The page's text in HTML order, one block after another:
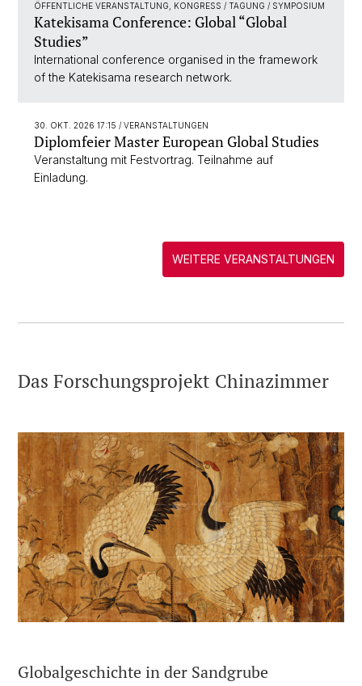
ÖFFENTLICHE VERANSTALTUNG, KONGRESS / TAGUNG / SYMPOSIUM
Katekisama Conference: Global “Global
Studies”
International conference organised in the framework
of the Katekisama research network.
30. OKT. 2026 17:15 / VERANSTALTUNGEN
Diplomfeier Master European Global Studies
Veranstaltung mit Festvortrag. Teilnahme auf
Einladung.
WEITERE VERANSTALTUNGEN
Das Forschungsprojekt Chinazimmer
Globalgeschichte in der Sandgrube